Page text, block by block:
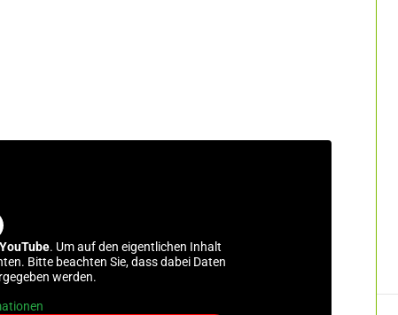
YouTube. Um auf den eigentlichen Inhalt
Bitte beachten Sie, dass dabei Daten
werden.